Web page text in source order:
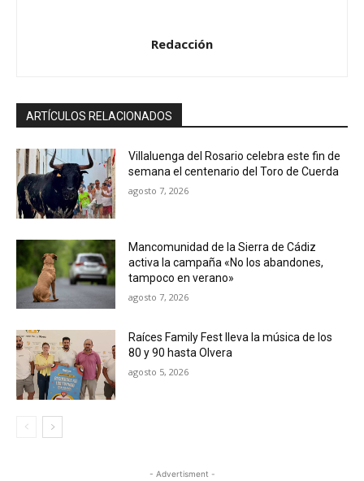
Redacción
ARTÍCULOS RELACIONADOS
Villaluenga del Rosario celebra este fin de
semana el centenario del Toro de Cuerda
agosto 7, 2026
Mancomunidad de la Sierra de Cádiz
activa la campaña «No los abandones,
tampoco en verano»
agosto 7, 2026
Raíces Family Fest lleva la música de los
80 y 90 hasta Olvera
agosto 5, 2026
- Advertisment -